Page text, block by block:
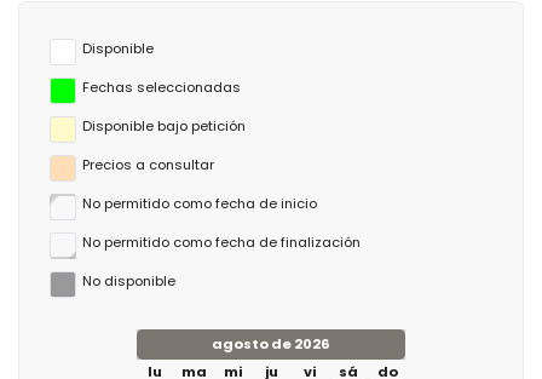
Disponible
Fechas seleccionadas
Disponible bajo petición
Precios a consultar
No permitido como fecha de inicio
No permitido como fecha de finalización
No disponible
agosto de 2026
lu
ma mi ju vi sá
do